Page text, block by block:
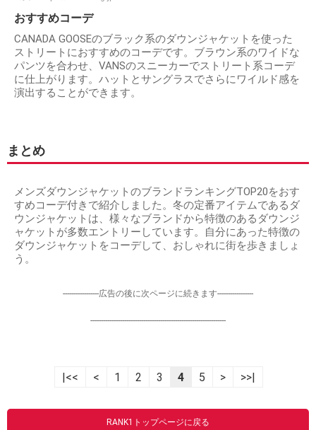
おすすめコーデ
CANADA GOOSEのブラック系のダウンジャケットを使った
ストリートにおすすめのコーデです。ブラウン系のワイドな
パンツを合わせ、VANSのスニーカーでストリート系コーデ
に仕上がります。ハットとサングラスでさらにワイルド感を
演出することができます。
まとめ
メンズダウンジャケットのブランドランキングTOP20をおす
すめコーデ付きで紹介しました。冬の定番アイテムであるダ
ウンジャケットは、様々なブランドから特徴のあるダウンジ
ャケットが多数エントリーしています。自分にあった特徴の
ダウンジャケットをコーデして、おしゃれに街を歩きましょ
う。
-----------------広告の後に次ページに続きます-----------------
----------------------------------------------------------------
|<< < 1 2 3 4 5 > >>|
RANK1トップページに戻る